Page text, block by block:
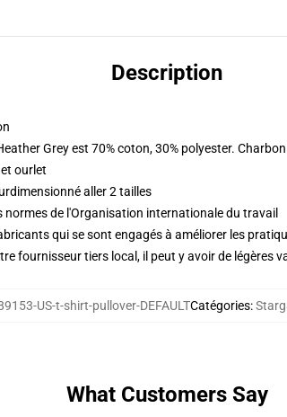
Description
Grey est 70% coton, 30% polyester.
ourlet
aller 2 tailles
de l'Organisation internationale du travail
qui se sont engagés à améliorer les
fournisseur tiers local, il peut y avoir de légères
US-t-shirt-pullover-DEFAULTCatégories:
What Customers Say